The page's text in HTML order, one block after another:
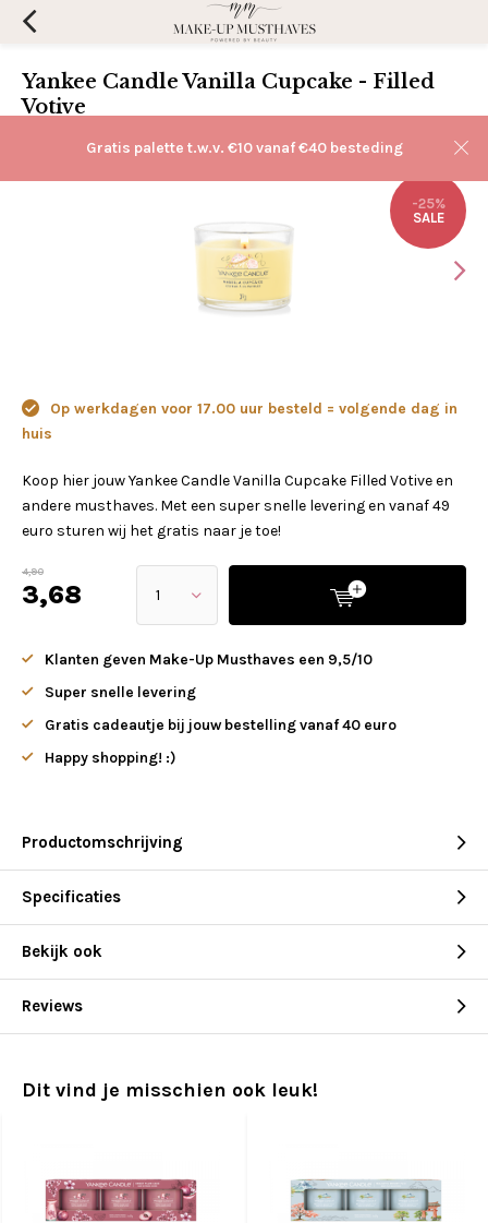
Gratis palette t.w.v. €10 vanaf €40 besteding
Yankee Candle Vanilla Cupcake - Filled
Votive
-25%
SALE
Op werkdagen voor 17.00 uur besteld = volgende dag in
huis
Koop hier jouw Yankee Candle Vanilla Cupcake Filled Votive en
andere musthaves. Met een super snelle levering en vanaf 49
euro sturen wij het gratis naar je toe!
4,90
3,68
Klanten geven Make-Up Musthaves een 9,5/10
Super snelle levering
Gratis cadeautje bij jouw bestelling vanaf 40 euro
Happy shopping! :)
Productomschrijving
Specificaties
Bekijk ook
Reviews
Dit vind je misschien ook leuk!